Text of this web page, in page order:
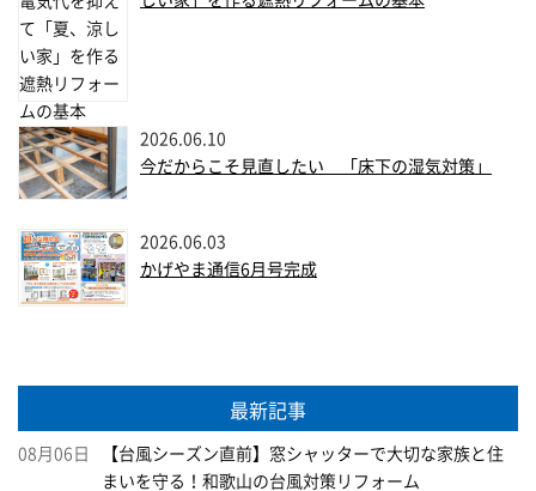
2026.06.10
今だからこそ見直したい 「床下の湿気対策」
2026.06.03
かげやま通信6月号完成
最新記事
08月06日
【台風シーズン直前】窓シャッターで大切な家族と住
まいを守る！和歌山の台風対策リフォーム